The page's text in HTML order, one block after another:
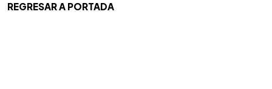
REGRESAR A PORTADA